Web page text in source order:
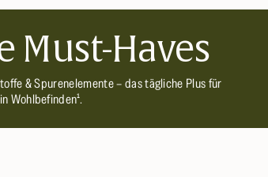
Must-Haves
& Spurenelemente – das tägliche Plus für
Wohlbefinden¹.